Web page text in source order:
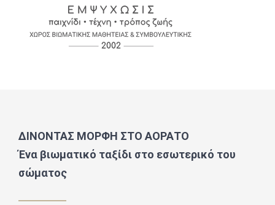
ΔΙΝΟΝΤΑΣ ΜΟΡΦΗ ΣΤΟ ΑΟΡΑΤΟ
Ένα βιωματικό ταξίδι στο εσωτερικό του
σώματος